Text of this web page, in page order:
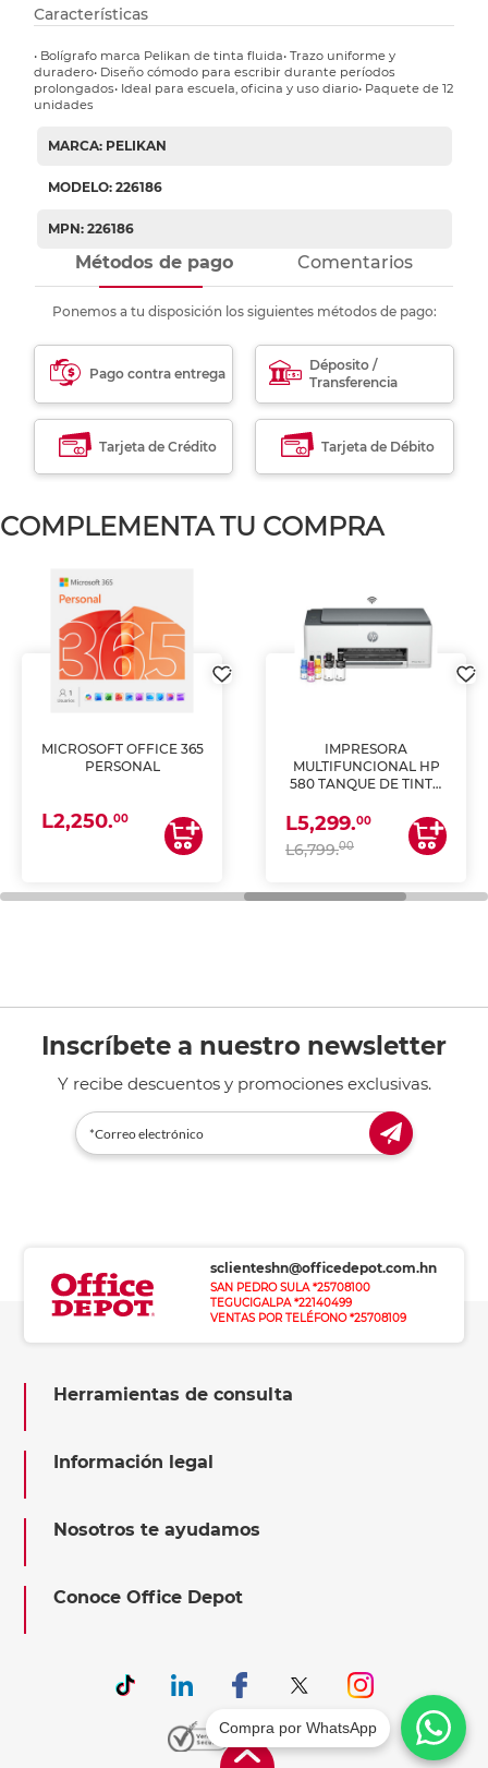
Características
• Bolígrafo marca Pelikan de tinta fluida• Trazo uniforme y
duradero• Diseño cómodo para escribir durante períodos
prolongados• Ideal para escuela, oficina y uso diario• Paquete de 12
unidades
MARCA: PELIKAN
MODELO: 226186
MPN: 226186
Métodos de pago Comentarios
Ponemos a tu disposición los siguientes métodos de pago:
Pago contra entrega
Déposito /
Transferencia
Tarjeta de Crédito Tarjeta de Débito
COMPLEMENTA TU COMPRA
MICROSOFT OFFICE 365
PERSONAL
L2,250.00
IMPRESORA
MULTIFUNCIONAL HP
580 TANQUE DE TINTA
ESCANEA)
L5,299.00
L6,799.00
Inscríbete a nuestro newsletter
Y recibe descuentos y promociones exclusivas.
sclienteshn@officedepot.com.hn
SAN PEDRO SULA *25708100
TEGUCIGALPA *22140499
VENTAS POR TELÉFONO *25708109
Herramientas de consulta
Información legal
Nosotros te ayudamos
Conoce Office Depot
Compra por WhatsApp